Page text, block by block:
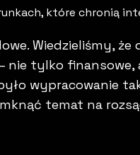
które chronią
Wiedzieliśmy, że
nie tylko finansowe,
wypracowanie
temat na